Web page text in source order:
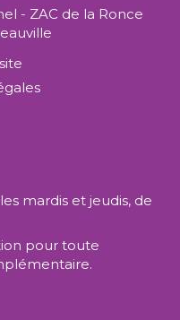
- ZAC de la Ronce
mardis et jeudis, de
pour toute